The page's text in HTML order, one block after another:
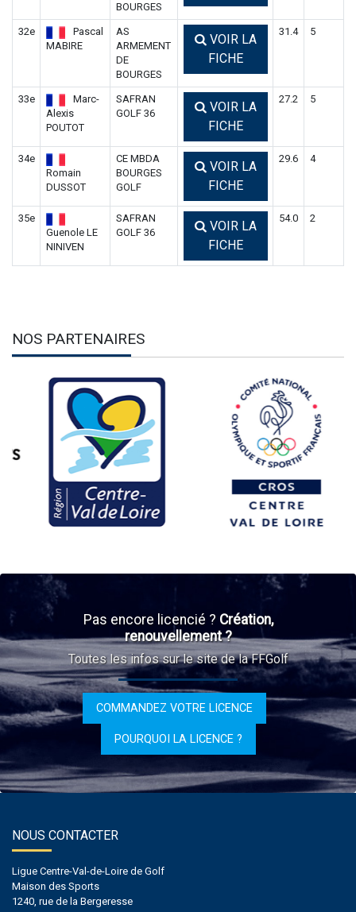
BOURGES
32e
Pascal
MABIRE
AS
ARMEMENT
DE
BOURGES
VOIR LA
FICHE
31.4 5
33e
Marc-
Alexis
POUTOT
SAFRAN
GOLF 36
VOIR LA
FICHE
27.2 5
34e
Romain
DUSSOT
CE MBDA
BOURGES
GOLF
VOIR LA
FICHE
29.6 4
35e
Guenole LE
NINIVEN
SAFRAN
GOLF 36
VOIR LA
FICHE
54.0 2
NOS PARTENAIRES
Pas encore licencié ? Création,
renouvellement ?
Toutes les infos sur le site de la FFGolf
COMMANDEZ VOTRE LICENCE
POURQUOI LA LICENCE ?
NOUS CONTACTER
Ligue Centre-Val-de-Loire de Golf
Maison des Sports
1240, rue de la Bergeresse